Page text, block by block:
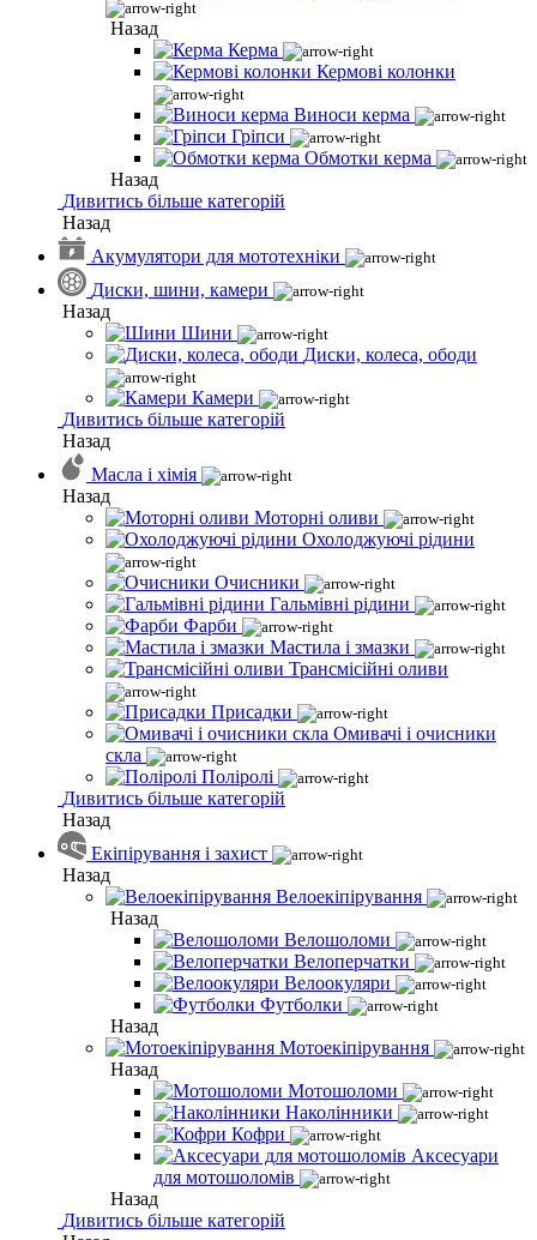
Назад
Керма
Кермові колонки
Виноси керма
Гріпси
Обмотки керма
Назад
Дивитись більше категорій
Назад
Акумулятори для мототехніки
Диски, шини, камери
Назад
Шини
Диски, колеса, ободи
Камери
Дивитись більше категорій
Назад
Масла і хімія
Назад
Моторні оливи
Охолоджуючі рідини
Очисники
Гальмівні рідини
Фарби
Мастила і змазки
Трансмісійні оливи
Присадки
Омивачі і очисники
скла
Поліролі
Дивитись більше категорій
Назад
Екіпірування і захист
Назад
Велоекіпірування
Назад
Велошоломи
Велоперчатки
Велоокуляри
Футболки
Назад
Мотоекіпірування
Назад
Мотошоломи
Наколінники
Кофри
Аксесуари
для мотошоломів
Назад
Дивитись більше категорій